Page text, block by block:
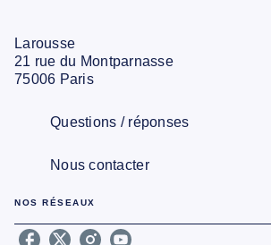
Larousse
21 rue du Montparnasse
75006 Paris
Questions / réponses
Nous contacter
NOS RÉSEAUX